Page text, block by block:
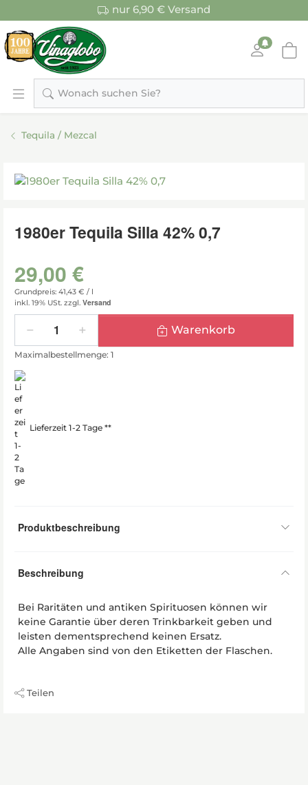
nur 6,90 € Versand
Wonach suchen Sie?
Tequila / Mezcal
1980er Tequila Silla 42% 0,7
29,00 €
Grundpreis: 41,43 € / l
inkl. 19% USt. zzgl. Versand
Warenkorb
Maximalbestellmenge: 1
Lieferzeit 1-2 Tage **
Produktbeschreibung
Beschreibung
Bei Raritäten und antiken Spirituosen können wir
keine Garantie über deren Trinkbarkeit geben und
leisten dementsprechend keinen Ersatz.
Alle Angaben sind von den Etiketten der Flaschen.
Teilen